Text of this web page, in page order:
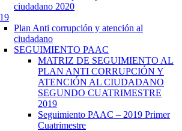
ciudadano 2020
Plan Anti corrupción y atención al
ciudadano
SEGUIMIENTO PAAC
MATRIZ DE SEGUIMIENTO AL
PLAN ANTI CORRUPCIÓN Y
ATENCIÓN AL CIUDADANO
SEGUNDO CUATRIMESTRE
2019
Seguimiento PAAC – 2019 Primer
Cuatrimestre